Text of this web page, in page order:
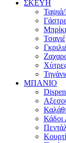
ΣΚΕΥΗ
ΜΠΑΝΙΟ
Κάδοι